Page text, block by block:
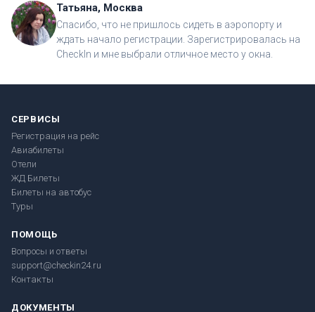
Татьяна, Москва
Спасибо, что не пришлось сидеть в аэропорту и
ждать начало регистрации. Зарегистрировалась на
CheckIn и мне выбрали отличное место у окна.
СЕРВИСЫ
Регистрация на рейс
Авиабилеты
Отели
ЖД Билеты
Билеты на автобус
Туры
ПОМОЩЬ
Вопросы и ответы
support@checkin24.ru
Контакты
ДОКУМЕНТЫ